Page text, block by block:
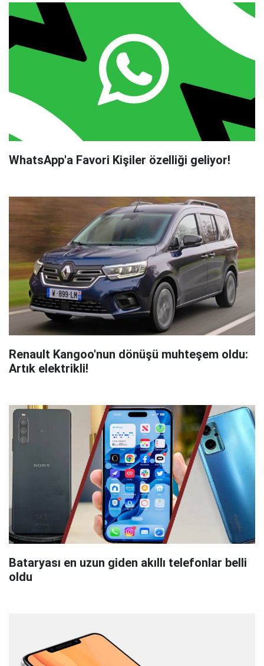
WhatsApp'a Favori Kişiler özelliği geliyor!
Renault Kangoo'nun dönüşü muhteşem oldu:
Artık elektrikli!
Bataryası en uzun giden akıllı telefonlar belli
oldu